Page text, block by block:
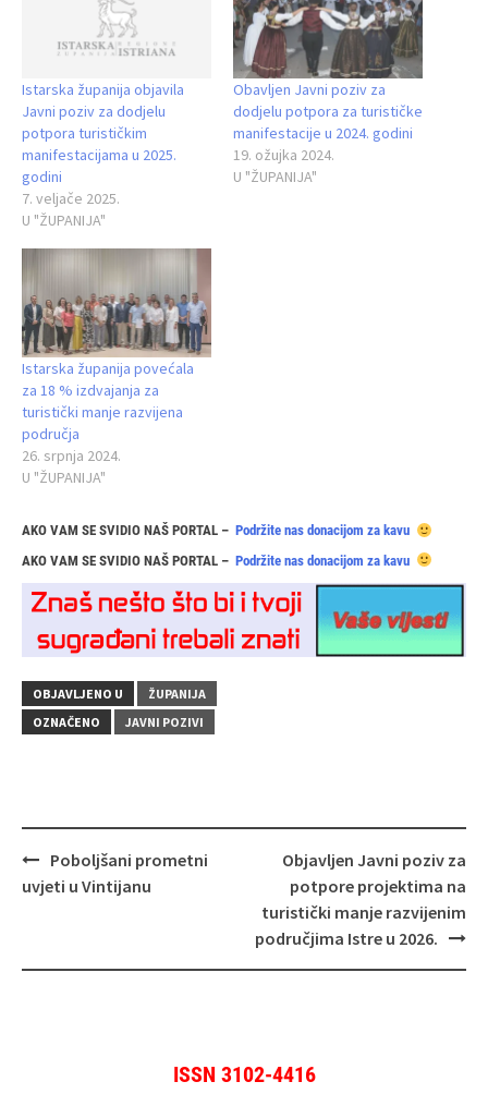
Istarska županija objavila
Javni poziv za dodjelu
potpora turističkim
manifestacijama u 2025.
godini
7. veljače 2025.
U "ŽUPANIJA"
Obavljen Javni poziv za
dodjelu potpora za turističke
manifestacije u 2024. godini
19. ožujka 2024.
U "ŽUPANIJA"
Istarska županija povećala
za 18 % izdvajanja za
turistički manje razvijena
područja
26. srpnja 2024.
U "ŽUPANIJA"
AKO VAM SE SVIDIO NAŠ PORTAL – Podržite nas donacijom za kavu
AKO VAM SE SVIDIO NAŠ PORTAL – Podržite nas donacijom za kavu
OBJAVLJENO U
ŽUPANIJA
OZNAČENO
JAVNI POZIVI
Navigacija
objava
Poboljšani prometni
uvjeti u Vintijanu
Objavljen Javni poziv za
potpore projektima na
turistički manje razvijenim
područjima Istre u 2026.
ISSN 3102-4416